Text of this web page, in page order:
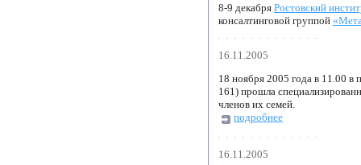
8-9 декабря Ростовский
консалтинговой группой
16.11.2005
18 ноября 2005 года в 11.00 в
161) прошла
членов их семей.
подробнее
16.11.2005